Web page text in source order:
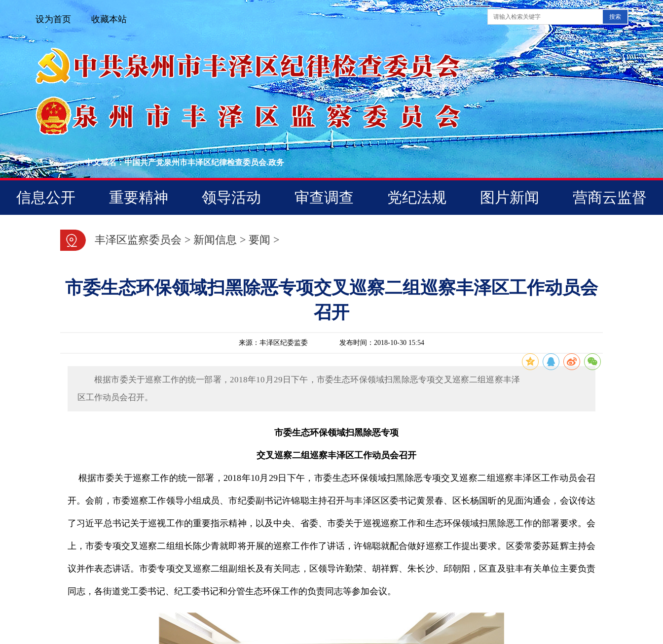
设为首页 收藏本站
中文域名：中国共产党泉州市丰泽区纪律检查委员会.政务
信息公开 重要精神 领导活动 审查调查 党纪法规 图片新闻 营商云监督
丰泽区监察委员会 > 新闻信息 > 要闻 >
市委生态环保领域扫黑除恶专项交叉巡察二组巡察丰泽区工作动员会
召开
来源：丰泽区纪委监委 发布时间：2018-10-30 15:54
根据市委关于巡察工作的统一部署，2018年10月29日下午，市委生态环保领域扫黑除恶专项交叉巡察二组巡察丰泽
区工作动员会召开。
市委生态环保领域扫黑除恶专项
交叉巡察二组巡察丰泽区工作动员会召开
根据市委关于巡察工作的统一部署，2018年10月29日下午，市委生态环保领域扫黑除恶专项交叉巡察二组巡察丰泽区工作动员会召
开。会前，市委巡察工作领导小组成员、市纪委副书记许锦聪主持召开与丰泽区区委书记黄景春、区长杨国昕的见面沟通会，会议传达
了习近平总书记关于巡视工作的重要指示精神，以及中央、省委、市委关于巡视巡察工作和生态环保领域扫黑除恶工作的部署要求。会
上，市委专项交叉巡察二组组长陈少青就即将开展的巡察工作作了讲话，许锦聪就配合做好巡察工作提出要求。区委常委苏延辉主持会
议并作表态讲话。市委专项交叉巡察二组副组长及有关同志，区领导许勤荣、胡祥辉、朱长沙、邱朝阳，区直及驻丰有关单位主要负责
同志，各街道党工委书记、纪工委书记和分管生态环保工作的负责同志等参加会议。